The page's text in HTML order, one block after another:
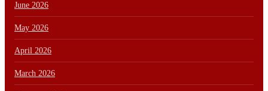
June 2026
May 2026
April 2026
March 2026